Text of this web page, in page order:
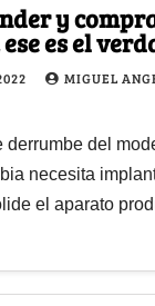
y
es el
MIGUEL
derrumbe del
necesita
el aparato